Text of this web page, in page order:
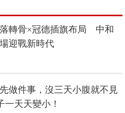
轉骨×冠德插旗布局 中和
迎戰新時代
做件事，沒三天小腹就不見
一天天變小！